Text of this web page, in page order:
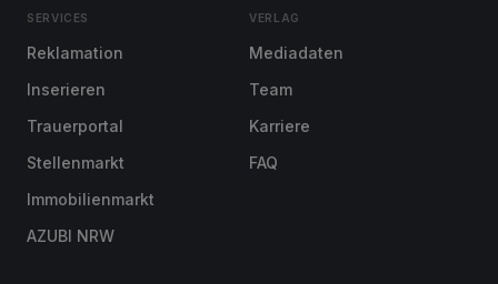
SERVICES
Reklamation
Inserieren
Trauerportal
Stellenmarkt
Immobilienmarkt
AZUBI NRW
VERLAG
Mediadaten
Team
Karriere
FAQ